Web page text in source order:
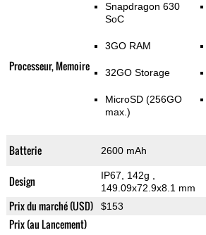
Processeur, Memoire
Snapdragon 630
SoC
3GO RAM
32GO Storage
MicroSD (256GO
max.)
Batterie 2600 mAh
Design IP67, 142g
149.09x72.9x8.1 mm
Prix du marché (USD) $153
Prix (au Lancement)